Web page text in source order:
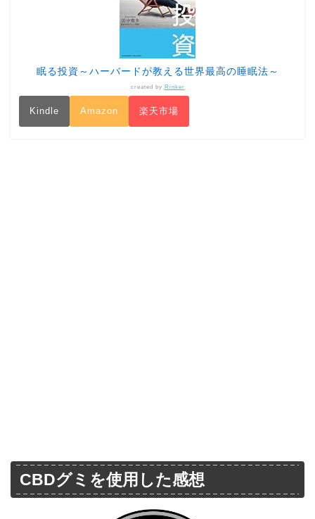
眠る投資～ハーバードが教える世界最高の睡眠法～
created by Rinker
Kindle Amazon 楽天市場
CBDグミを使用した感想